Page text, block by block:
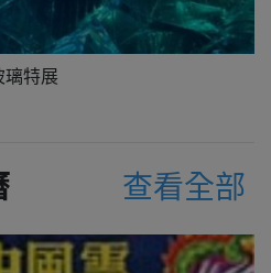
璃特展
查看全部